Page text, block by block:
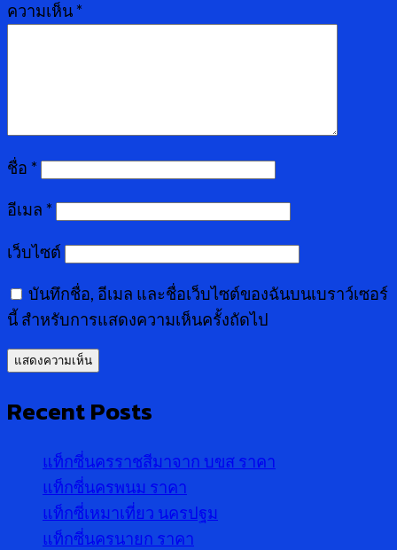
ความเห็น *
ชื่อ *
อีเมล *
เว็บไซต์
บันทึกชื่อ, อีเมล และชื่อเว็บไซต์ของฉันบนเบราว์เซอร์
นี้ สำหรับการแสดงความเห็นครั้งถัดไป
Recent Posts
แท็กซี่นครราชสีมาจาก บขส ราคา
แท็กซี่นครพนม ราคา
แท็กซี่เหมาเที่ยว นครปฐม
แท็กซี่นครนายก ราคา